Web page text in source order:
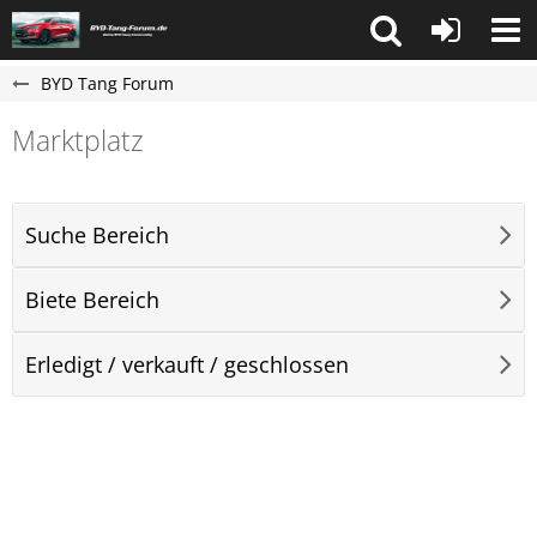
BYD Tang Forum
Marktplatz
Suche Bereich
Biete Bereich
Erledigt / verkauft / geschlossen